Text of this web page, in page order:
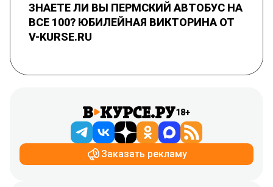
ЗНАЕТЕ ЛИ ВЫ ПЕРМСКИЙ АВТОБУС НА
ВСЕ 100? ЮБИЛЕЙНАЯ ВИКТОРИНА ОТ
V-KURSE.RU
18+
Заказать рекламу